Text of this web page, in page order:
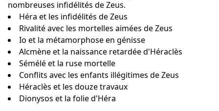
nombreuses infidélités de Zeus.
Héra et les infidélités de Zeus
Rivalité avec les mortelles aimées de Zeus
Io et la métamorphose en génisse
Alcmène et la naissance retardée d'Héraclès
Sémélé et la ruse mortelle
Conflits avec les enfants illégitimes de Zeus
Héraclès et les douze travaux
Dionysos et la folie d'Héra